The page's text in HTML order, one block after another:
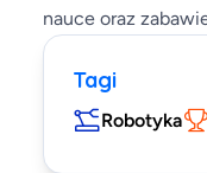
nauce oraz
Tagi
Robotyka